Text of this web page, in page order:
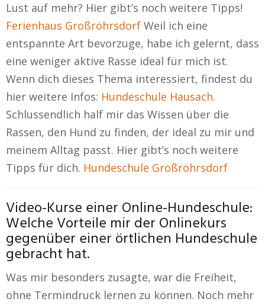
Lust auf mehr? Hier gibt’s noch weitere Tipps!
Ferienhaus Großröhrsdorf Weil ich eine
entspannte Art bevorzuge, habe ich gelernt, dass
eine weniger aktive Rasse ideal für mich ist.
Wenn dich dieses Thema interessiert, findest du
hier weitere Infos: Hundeschule Hausach.
Schlussendlich half mir das Wissen über die
Rassen, den Hund zu finden, der ideal zu mir und
meinem Alltag passt. Hier gibt’s noch weitere
Tipps für dich. Hundeschule Großröhrsdorf
Video-Kurse einer Online-Hundeschule:
Welche Vorteile mir der Onlinekurs
gegenüber einer örtlichen Hundeschule
gebracht hat.
Was mir besonders zusagte, war die Freiheit,
ohne Termindruck lernen zu können. Noch mehr